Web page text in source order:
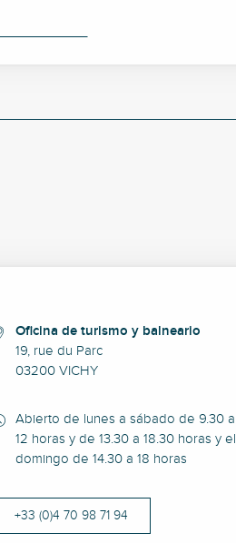
Oficina de turismo y balneario
19, rue du Parc
03200 VICHY
Abierto de lunes a sábado de 9.30 a
12 horas y de 13.30 a 18.30 horas y el
domingo de 14.30 a 18 horas
+33 (0)4 70 98 71 94